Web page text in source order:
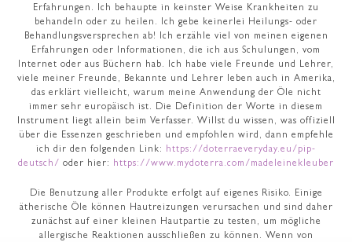
Erfahrungen. Ich behaupte in keinster Weise Krankheiten zu
behandeln oder zu heilen. Ich gebe keinerlei Heilungs- oder
Behandlungsversprechen ab! Ich erzähle viel von meinen eigenen
Erfahrungen oder Informationen, die ich aus Schulungen, vom
Internet oder aus Büchern hab. Ich habe viele Freunde und Lehrer,
viele meiner Freunde, Bekannte und Lehrer leben auch in Amerika,
das erklärt vielleicht, warum meine Anwendung der Öle nicht
immer sehr europäisch ist. Die Definition der Worte in diesem
Instrument liegt allein beim Verfasser. Willst du wissen, was offiziell
über die Essenzen geschrieben und empfohlen wird, dann empfehle
ich dir den folgenden Link: https://doterraeveryday.eu/pip-
deutsch/ oder hier: https://www.mydoterra.com/madeleinekleuber
Die Benutzung aller Produkte erfolgt auf eigenes Risiko. Einige
ätherische Öle können Hautreizungen verursachen und sind daher
zunächst auf einer kleinen Hautpartie zu testen, um mögliche
allergische Reaktionen ausschließen zu können. Wenn von